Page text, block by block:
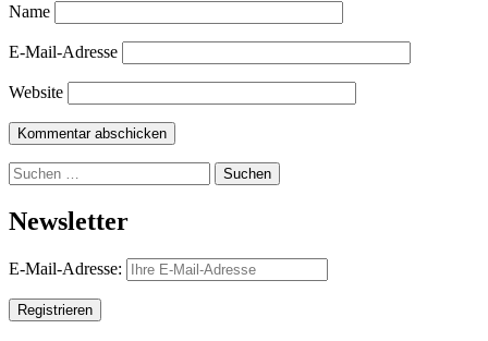
Name
E-Mail-Adresse
Website
Suchen
nach:
Newsletter
E-Mail-Adresse: